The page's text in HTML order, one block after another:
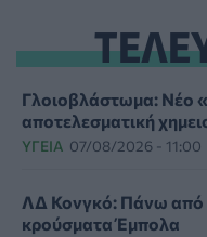
Γλοιοβλάστωμα: Νέο
αποτελεσματική
ΥΓΕΊΑ 07/08/2026 - 11:00
ΛΔ Κονγκό: Πάνω από
κρούσματα Έμπολα